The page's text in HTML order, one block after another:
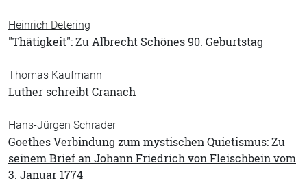
Heinrich Detering
"Thätigkeit": Zu Albrecht Schönes 90. Geburtstag
Thomas Kaufmann
Luther schreibt Cranach
Hans-Jürgen Schrader
Goethes Verbindung zum mystischen Quietismus: Zu
seinem Brief an Johann Friedrich von Fleischbein vom
3. Januar 1774